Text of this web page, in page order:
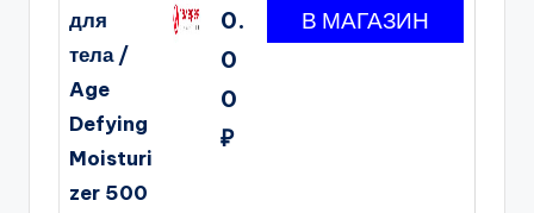
для
тела /
Age
Defying
Moisturi
zer 500
0.
0
0
₽